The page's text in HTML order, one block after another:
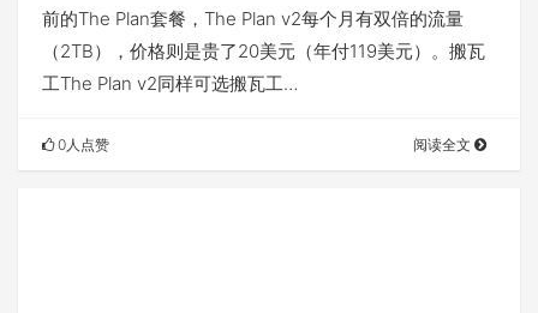
前的The Plan套餐，The Plan v2每个月有双倍的流量
（2TB），价格则是贵了20美元（年付119美元）。搬瓦
工The Plan v2同样可选搬瓦工…
0人点赞 阅读全文